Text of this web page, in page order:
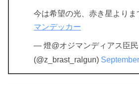
今は希望の光、赤き星よりま
マンデッカー
— 燈@オジマンディアス臣民
(@z_brast_ralgun)